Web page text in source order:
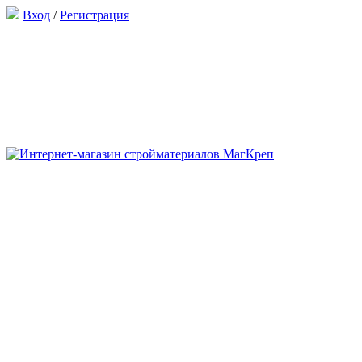
Вход /Регистрация